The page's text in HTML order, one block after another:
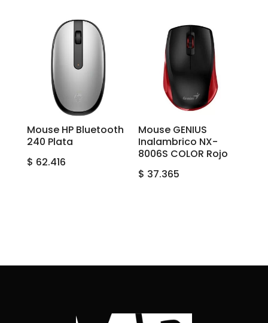
Mouse HP Bluetooth
240 Plata
$ 62.416
Mouse GENIUS
Inalambrico NX-
8006S COLOR Rojo
$ 37.365